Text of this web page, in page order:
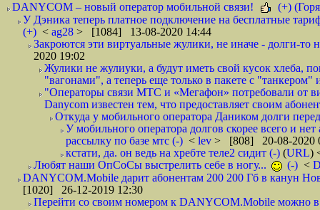
DANYCOM – новый оператор мобильной связи!
(+)
У Дэника теперь платное подключение на бесплатные
(+) < ag28 > [1084] 13-08-2020 14:44
Закроются эти виртуальные жулики, не иначе - долги-то
2020 19:02
Жулики не жулиуки, а будут иметь свой кусок хлеба,
"вагонами", а теперь еще только в пакете с
"Операторы связи МТС и «Мегафон» потребовали от
Danycom известен тем, что предоставляет своим
Откуда у мобильного оператора Даником долги
У мобильного оператора долгов скорее всего и
рассылку по базе мтс (-) < lev > [808] 20-08-2020
кстати, да. он ведь на хребте теле2 сидит (-) (URL)
Любят наши ОпСоСы выстрелить себе в ногу...
(-) <
DANYCOM.Mobile дарит абонентам 200 200 Гб в канун
[1020] 26-12-2019 12:30
Перейти со своим номером к DANYCOM.Mobile можно в